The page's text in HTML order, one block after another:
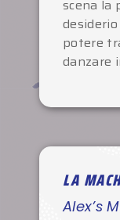
scena la
potere
danzare
LA
Alex’s